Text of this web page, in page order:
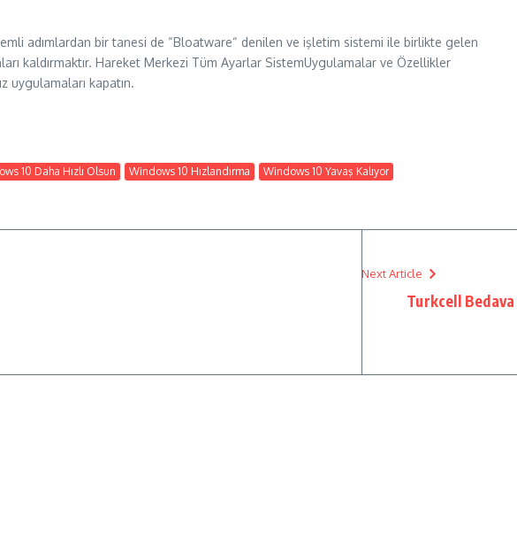
adımlardan bir tanesi de “Bloatware“ denilen ve işletim sistemi ile birlikte gelen
kaldırmaktır. Hareket Merkezi Tüm Ayarlar SistemUygulamalar ve Özellikler
uygulamaları kapatın.
10 Daha Hızlı Olsun Windows 10 Hızlandırma Windows 10 Yavaş Kalıyor
Next Article
Turkcell